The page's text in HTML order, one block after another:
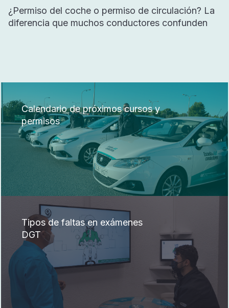
¿Permiso del coche o permiso de circulación? La
diferencia que muchos conductores confunden
Calendario de próximos cursos y
permisos
Tipos de faltas en exámenes
DGT